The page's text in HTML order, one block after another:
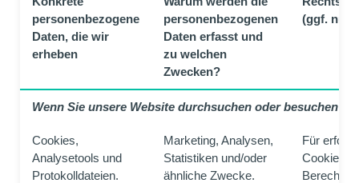
personenbezogene
Daten, die wir
erheben
personenbezogenen
Daten erfasst und
zu welchen
Zwecken?
(ggf. nur
Wenn Sie unsere Website durchsuchen oder besuchen
Cookies,
Analysetools und
Protokolldateien.
Marketing, Analysen,
Statistiken und/oder
ähnliche Zwecke.
Für
Cookies –